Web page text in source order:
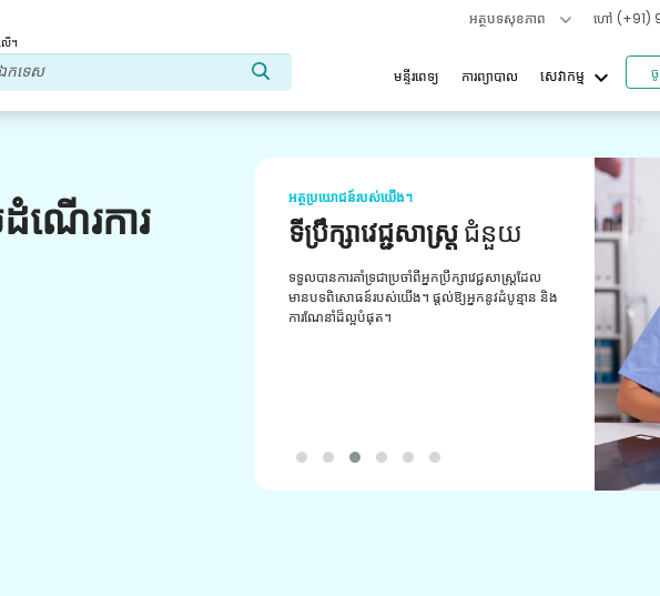
អត្ថបទសុខភាព ហៅ (+91)
ើ។
មន្ទីរពេទ្យ ការព្យាបាល សេវាកម្ម keyboard_arrow_down
ណើរការ
អត្ថប្រយោជន៍របស់យើង។
ទីប្រឹក្សាវេជ្ជសាស្ត្រជំនួយ
ទទួលបានការគាំទ្រជាប្រចាំពីអ្នកប្រឹក្សាវេជ្ជសាស្ត្រដែល
មានបទពិសោធន៍របស់យើង។ ផ្តល់ឱ្យអ្នកនូវដំបូន្មាន និង
ការណែនាំដ៏ល្អបំផុត។